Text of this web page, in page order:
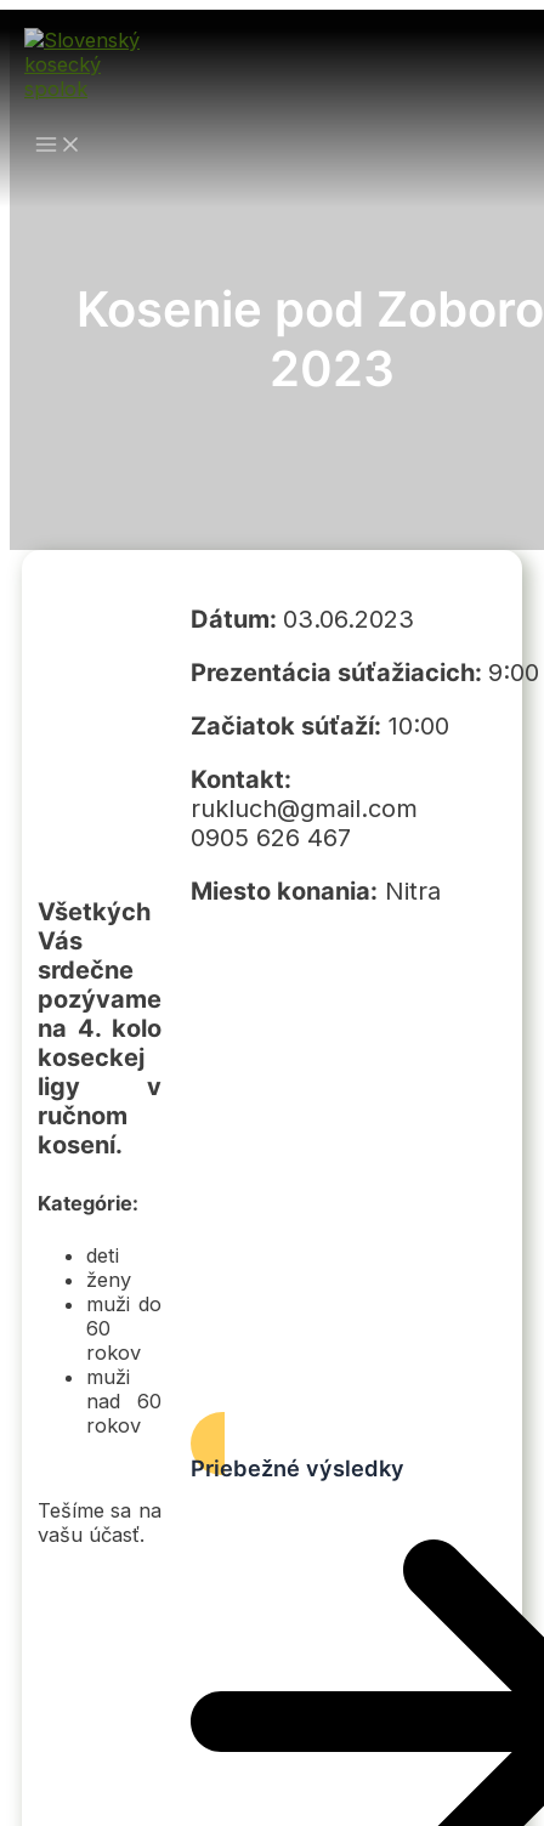
Preskočiť
na
obsah
Kosenie pod
2023
Všetkých
Vás
srdečne
pozývame
na 4. kolo
koseckej
ligy v
ručnom
kosení.
Kategórie:
deti
ženy
muži do
60
rokov
muži
nad 60
rokov
Tešíme sa na
vašu účasť.
Dátum: 03.06.2023
Prezentácia súťažiacich: 9:00
Začiatok súťaží: 10:00
Kontakt:
rukluch@gmail.com
0905 626 467
Miesto konania: Nitra
Priebežné výsledky